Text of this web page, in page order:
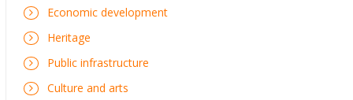
Economic development
Heritage
Public infrastructure
Culture and arts